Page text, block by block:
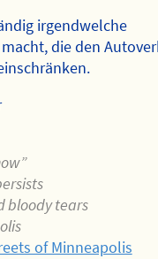
irgendwelche
die den
bloody tears
of Minneapolis